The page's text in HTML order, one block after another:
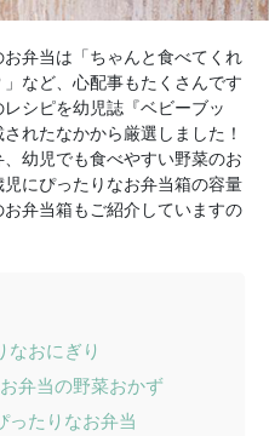
弁当は「ちゃんと食べてくれ
など、心配事もたくさんです
シピを幼児誌『ベビーブッ
れたなかから厳選しました！
幼児でも食べやすい野菜のお
にぴったりなお弁当箱の容量
弁当箱もご紹介していますの
なおにぎり
弁当の野菜おかず
ったりなお弁当